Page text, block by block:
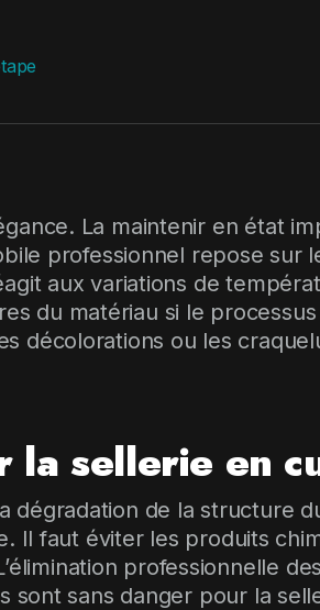
La maintenir en état
professionnel repose sur
aux variations de
du matériau si le
décolorations ou les
la sellerie en
dégradation de la structure
Il faut éviter les produits
professionnelle
sont sans danger pour la